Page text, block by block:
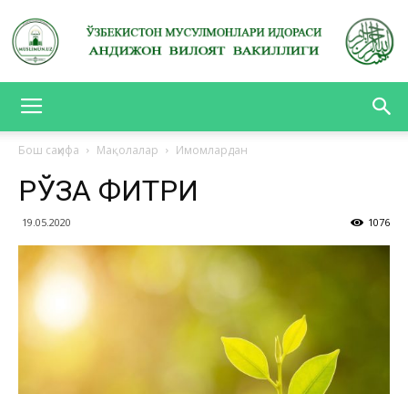
ВАКИЛЛИГИ
Бош саҳифа Мақолалар Имомлардан
РЎЗА ФИТРИ
19.05.2020 1076